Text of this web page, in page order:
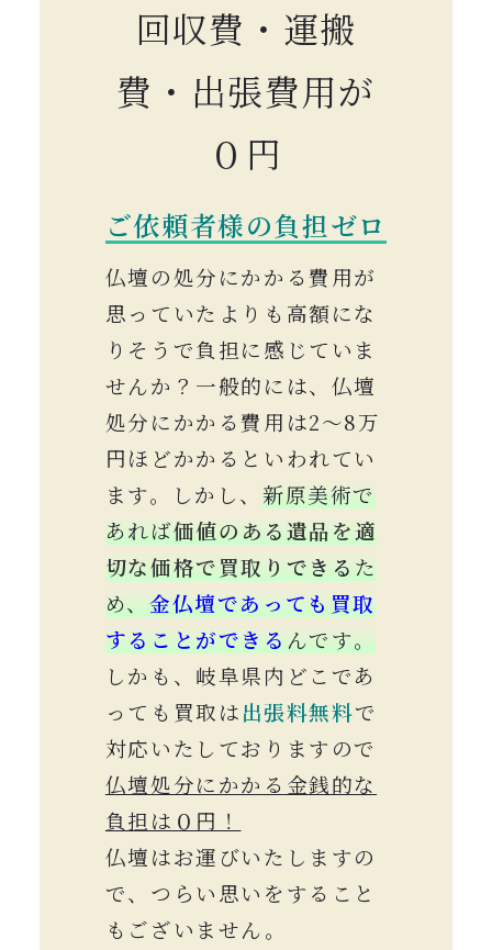
回収費・運搬
費・出張費用が
０円
ご依頼者様の負担ゼロ
仏壇の処分にかかる費用が
思っていたよりも高額にな
りそうで負担に感じていま
せんか？一般的には、仏壇
処分にかかる費用は2〜8万
円ほどかかるといわれてい
ます。しかし、 新原美術で
あれば価値のある遺品を適
切な価格で買取り できる た
め、金仏壇であっても買取
することができる んです。
しかも、岐阜県内どこであ
っても買取は出張料無料で
対応いたしておりますので
仏壇処分にかかる金銭的な
負担は０円！
仏壇はお運びいたしますの
で、つらい思いをすること
もございません。